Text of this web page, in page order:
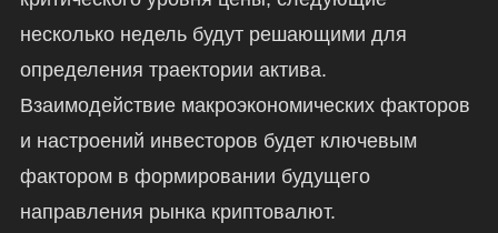
несколько недель будут решающими для
определения траектории актива.
Взаимодействие макроэкономических факторов
и настроений инвесторов будет ключевым
фактором в формировании будущего
направления рынка криптовалют.